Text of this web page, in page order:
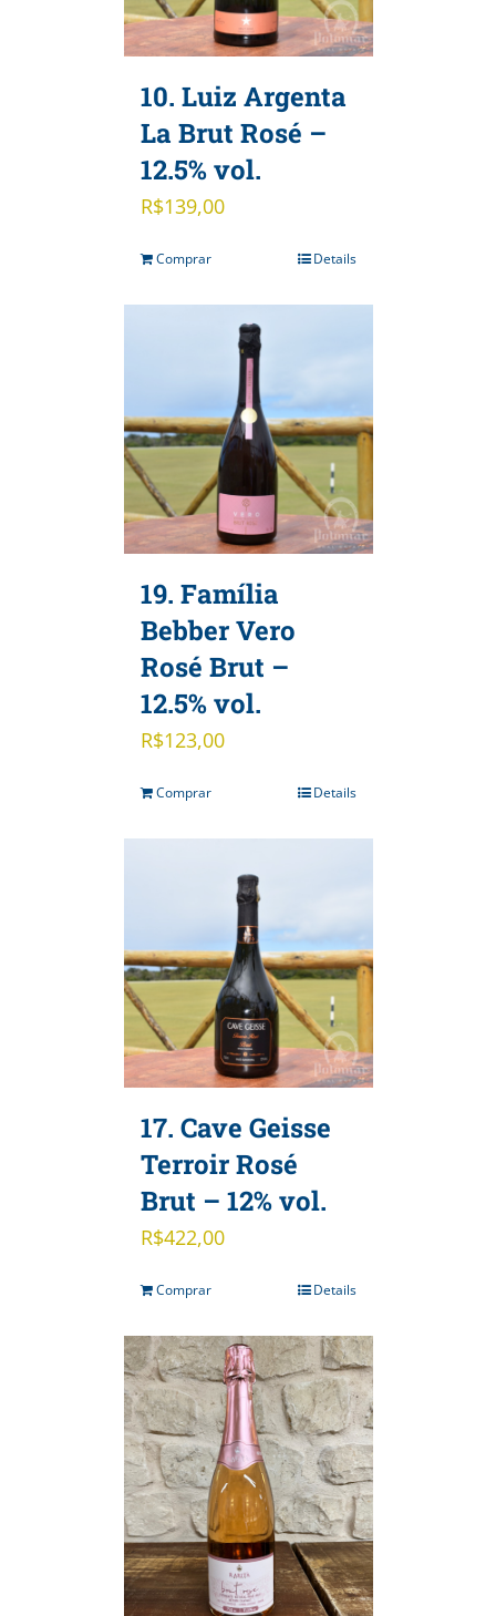
10. Luiz Argenta
La Brut Rosé –
12.5% vol.
R$139,00
Comprar Details
19. Família
Bebber Vero
Rosé Brut –
12.5% vol.
R$123,00
Comprar Details
17. Cave Geisse
Terroir Rosé
Brut – 12% vol.
R$422,00
Comprar Details